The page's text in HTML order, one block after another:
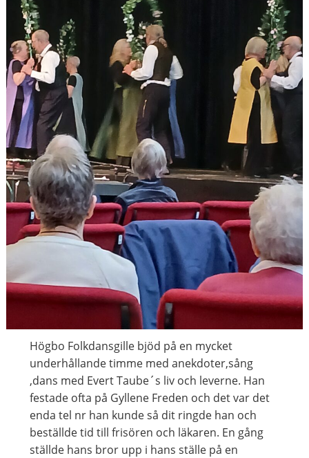
Högbo Folkdansgille bjöd på en mycket
underhållande timme med anekdoter,sång
,dans med Evert Taube´s liv och leverne. Han
festade ofta på Gyllene Freden och det var det
enda tel nr han kunde så dit ringde han och
beställde tid till frisören och läkaren. En gång
ställde hans bror upp i hans ställe på en